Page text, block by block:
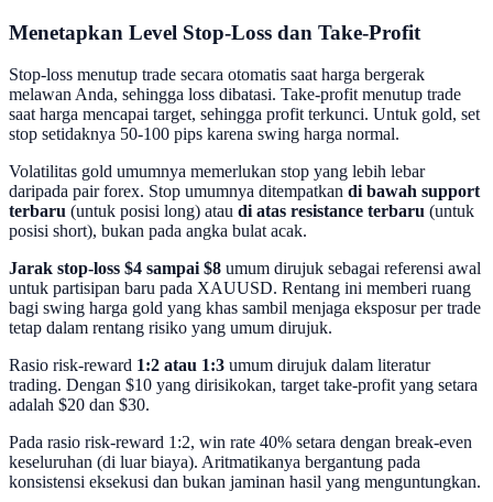
Menetapkan Level Stop-Loss dan Take-Profit
Stop-loss menutup trade secara otomatis saat harga bergerak
melawan Anda, sehingga loss dibatasi. Take-profit menutup trade
saat harga mencapai target, sehingga profit terkunci. Untuk gold, set
stop setidaknya 50-100 pips karena swing harga normal.
Volatilitas gold umumnya memerlukan stop yang lebih lebar
daripada pair forex. Stop umumnya ditempatkan di bawah support
terbaru (untuk posisi long) atau di atas resistance terbaru (untuk
posisi short), bukan pada angka bulat acak.
Jarak stop-loss $4 sampai $8 umum dirujuk sebagai referensi awal
untuk partisipan baru pada XAUUSD. Rentang ini memberi ruang
bagi swing harga gold yang khas sambil menjaga eksposur per trade
tetap dalam rentang risiko yang umum dirujuk.
Rasio risk-reward 1:2 atau 1:3 umum dirujuk dalam literatur
trading. Dengan $10 yang dirisikokan, target take-profit yang setara
adalah $20 dan $30.
Pada rasio risk-reward 1:2, win rate 40% setara dengan break-even
keseluruhan (di luar biaya). Aritmatikanya bergantung pada
konsistensi eksekusi dan bukan jaminan hasil yang menguntungkan.